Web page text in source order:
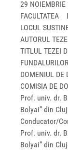
29
FACULTATEA
LOCUL
AUTORUL
TITLUL TEZEI
FUNDALURILOR
DOMENIUL
COMISIA DE
Prof. univ. dr.
Bolyai” din
Conducator/
Prof. univ. dr.
Bolyai” din